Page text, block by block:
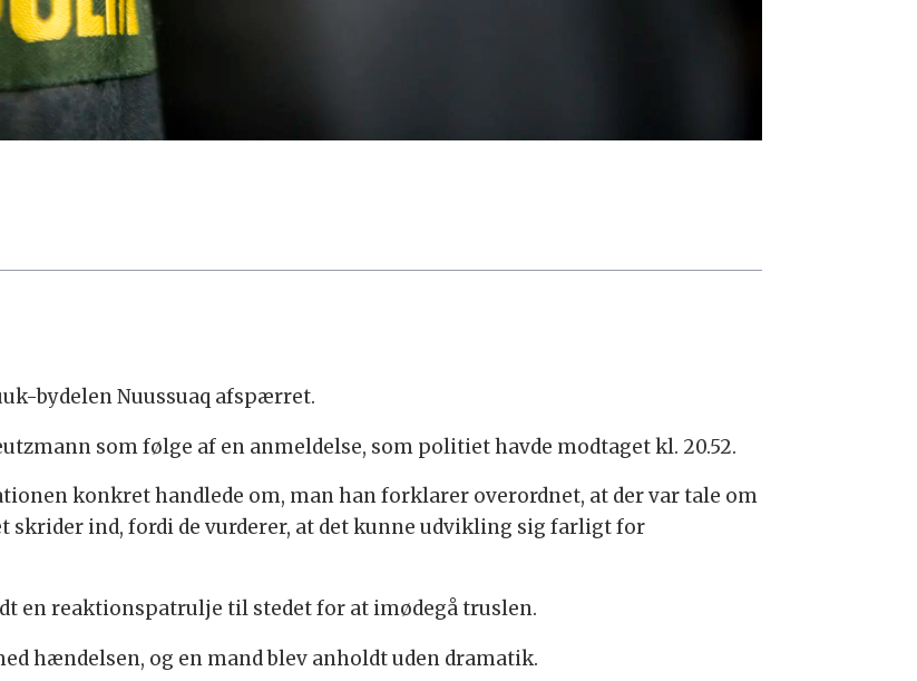
bydelen Nuussuaq afspærret.
som følge af en anmeldelse, som politiet havde modtaget kl. 20.52.
konkret handlede om, man han forklarer overordnet, at der var tale om
ind, fordi de vurderer, at det kunne udvikling sig farligt for
en reaktionspatrulje til stedet for at imødegå truslen.
hændelsen, og en mand blev anholdt uden dramatik.